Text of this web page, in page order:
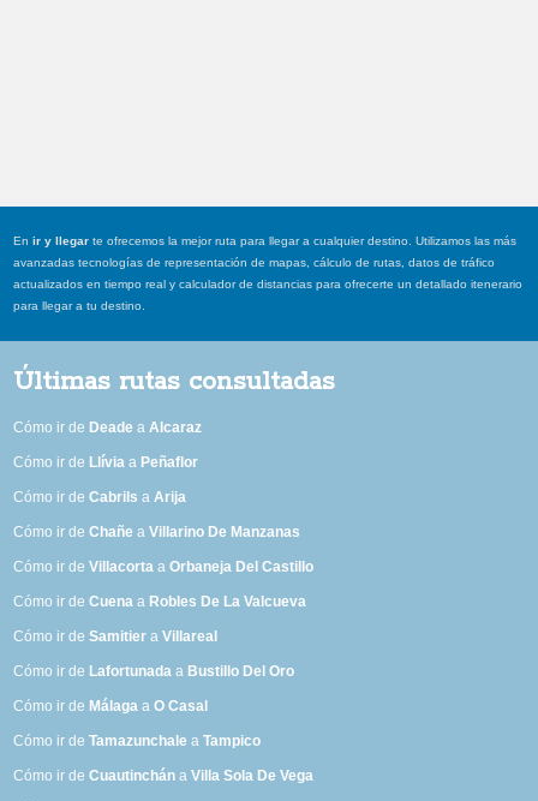
Enir y llegar te ofrecemos la mejor ruta para llegar a cualquier destino. Utilizamos las más
avanzadas tecnologías de representación de mapas, cálculo de rutas, datos de tráfico
actualizados en tiempo real y calculador de distancias para ofrecerte un detallado itenerario
para llegar a tu destino.
Últimas rutas consultadas
Cómo ir de Deade aAlcaraz
Cómo ir de Llívia a Peñaflor
Cómo ir deCabrils aArija
Cómo ir deChañe aVillarino De Manzanas
Cómo ir deVillacorta aOrbaneja Del Castillo
Cómo ir deCuena a Robles De La Valcueva
Cómo ir deSamitier aVillareal
Cómo ir de Lafortunada a Bustillo Del Oro
Cómo ir de Málaga aO Casal
Cómo ir deTamazunchale aTampico
Cómo ir deCuautinchán aVilla Sola De Vega